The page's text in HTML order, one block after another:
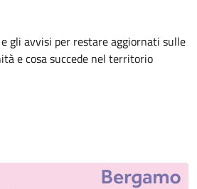
gli avvisi per restare aggiornati sulle
e cosa succede nel territorio